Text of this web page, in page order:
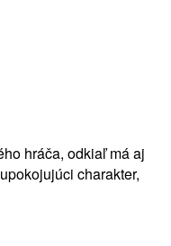
hráča, odkiaľ má aj
charakter,